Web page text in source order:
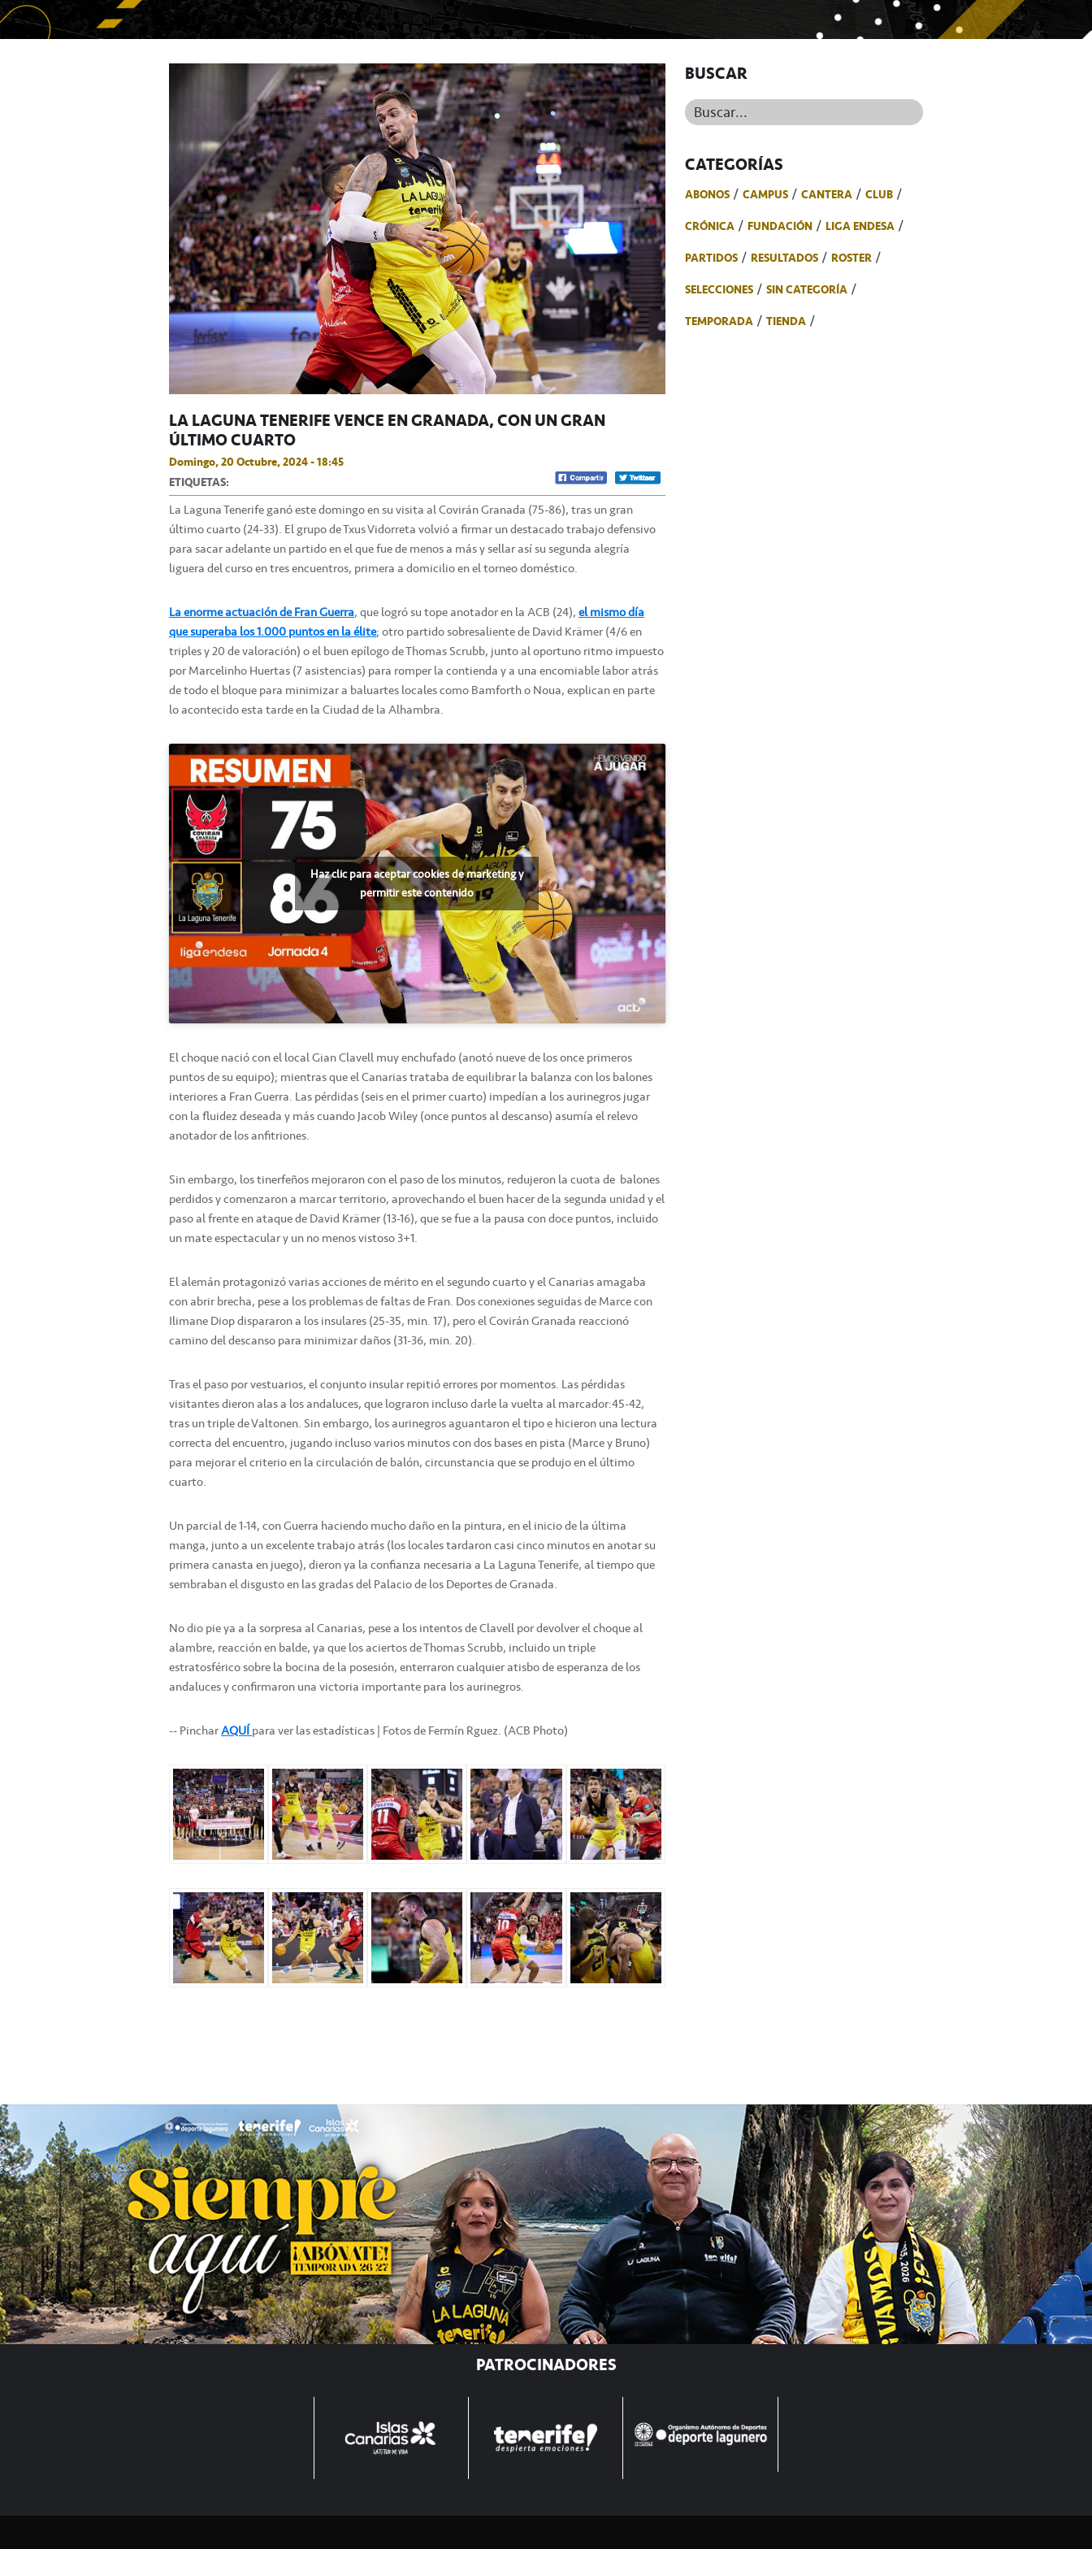
LA LAGUNA TENERIFE VENCE EN GRANADA, CON UN GRAN
ÚLTIMO CUARTO
Domingo, 20 Octubre, 2024 - 18:45
ETIQUETAS:
La Laguna Tenerife ganó este domingo en su visita al Covirán Granada (75-86), tras un gran
último cuarto (24-33). El grupo de Txus Vidorreta volvió a firmar un destacado trabajo defensivo
para sacar adelante un partido en el que fue de menos a más y sellar así su segunda alegría
liguera del curso en tres encuentros, primera a domicilio en el torneo doméstico.
La enorme actuación de Fran Guerra, que logró su tope anotador en la ACB (24),el mismo día
que superaba los 1.000 puntos en la élite; otro partido sobresaliente de David Krämer (4/6 en
triples y 20 de valoración) o el buen epílogo de Thomas Scrubb, junto al oportuno ritmo impuesto
por Marcelinho Huertas (7 asistencias) para romper la contienda y a una encomiable labor atrás
de todo el bloque para minimizar a baluartes locales como Bamforth o Noua, explican en parte
lo acontecido esta tarde en la Ciudad de la Alhambra.
Haz clic para aceptar cookies de marketing y
permitir este contenido
El choque nació con el local Gian Clavell muy enchufado (anotó nueve de los once primeros
puntos de su equipo); mientras que el Canarias trataba de equilibrar la balanza con los balones
interiores a Fran Guerra. Las pérdidas (seis en el primer cuarto) impedían a los aurinegros jugar
con la fluidez deseada y más cuando Jacob Wiley (once puntos al descanso) asumía el relevo
anotador de los anfitriones.
Sin embargo, los tinerfeños mejoraron con el paso de los minutos, redujeron la cuota de balones
perdidos y comenzaron a marcar territorio, aprovechando el buen hacer de la segunda unidad y el
paso al frente en ataque de David Krämer (13-16), que se fue a la pausa con doce puntos, incluido
un mate espectacular y un no menos vistoso 3+1.
El alemán protagonizó varias acciones de mérito en el segundo cuarto y el Canarias amagaba
con abrir brecha, pese a los problemas de faltas de Fran. Dos conexiones seguidas de Marce con
Ilimane Diop dispararon a los insulares (25-35, min. 17), pero el Covirán Granada reaccionó
camino del descanso para minimizar daños (31-36, min. 20).
Tras el paso por vestuarios, el conjunto insular repitió errores por momentos. Las pérdidas
visitantes dieron alas a los andaluces, que lograron incluso darle la vuelta al marcador:45-42,
tras un triple de Valtonen. Sin embargo, los aurinegros aguantaron el tipo e hicieron una lectura
correcta del encuentro, jugando incluso varios minutos con dos bases en pista (Marce y Bruno)
para mejorar el criterio en la circulación de balón, circunstancia que se produjo en el último
cuarto.
Un parcial de 1-14, con Guerra haciendo mucho daño en la pintura, en el inicio de la última
manga, junto a un excelente trabajo atrás (los locales tardaron casi cinco minutos en anotar su
primera canasta en juego), dieron ya la confianza necesaria a La Laguna Tenerife, al tiempo que
sembraban el disgusto en las gradas del Palacio de los Deportes de Granada.
No dio pie ya a la sorpresa al Canarias, pese a los intentos de Clavell por devolver el choque al
alambre, reacción en balde, ya que los aciertos de Thomas Scrubb, incluido un triple
estratosférico sobre la bocina de la posesión, enterraron cualquier atisbo de esperanza de los
andaluces y confirmaron una victoria importante para los aurinegros.
-- PincharAQUÍpara ver las estadísticas | Fotos de Fermín Rguez. (ACB Photo)
BUSCAR
Buscar...
CATEGORÍAS
ABONOS CAMPUS CANTERA
CLUB
CRÓNICA
FUNDACIÓN
LIGA ENDESA
PARTIDOS
RESULTADOS
ROSTER
SELECCIONES
SIN CATEGORÍA
TEMPORADA
TIENDA
PATROCINADORES